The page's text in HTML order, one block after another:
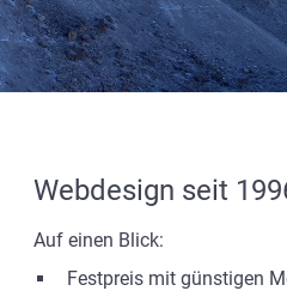
Webdesign seit
Auf einen Blick:
Festpreis mit günstigen